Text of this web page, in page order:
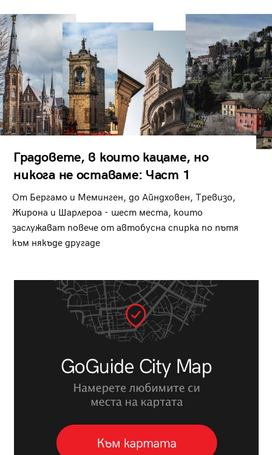
Градовете, в които кацаме, но
никога не оставаме: Част 1
От Бергамо и Меминген, до Айндховен, Тревизо,
Жирона и Шарлероа - шест места, които
заслужават повече от автобусна спирка по пътя
към някъде другаде